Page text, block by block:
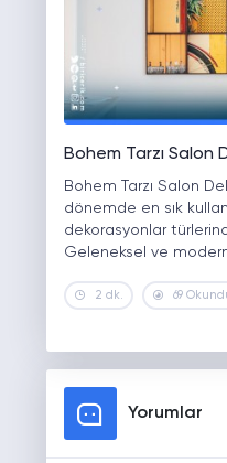
Bohem Tarzı Salon
Bohem Tarzı Salon
dönemde en sık
dekorasyonlar
Geleneksel ve
2 dk. 69
Yorumlar